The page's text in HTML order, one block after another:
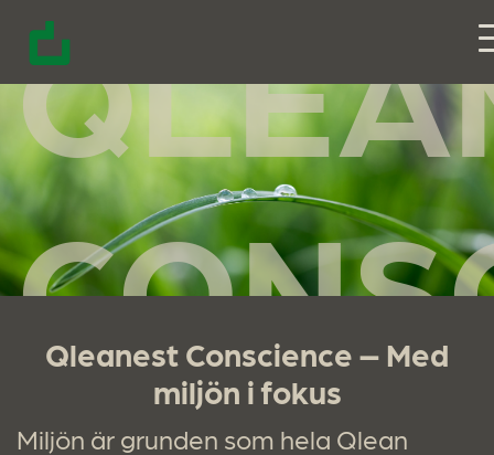
Huvudnavigering
Qleanest Conscience – Med
miljön i fokus
Miljön är grunden som hela Qlean